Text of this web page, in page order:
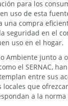
para los
uso de esta
una compra
seguridad en el
uso en el hogar.
Ambiente junto a
el SERNAC,
entre sus
que
a la norma